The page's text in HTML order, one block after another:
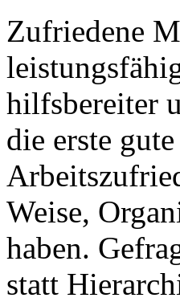
Zufriedene
hilfsbereiter
die erste
Weise,
haben.
statt